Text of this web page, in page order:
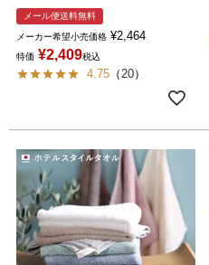
メール便送料無料
メーカー希望小売価格 ¥2,464
特価 ¥2,409税込
4.75 （ 20）